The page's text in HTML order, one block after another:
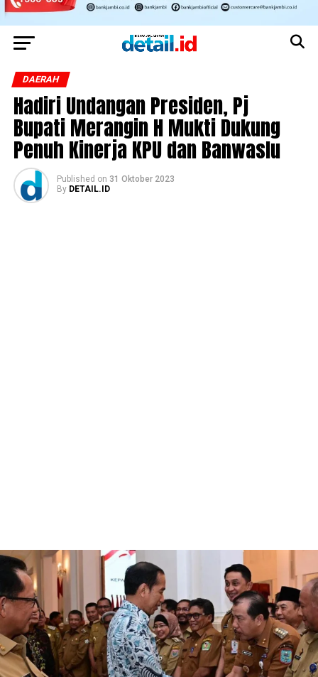
DAERAH
Hadiri Undangan Presiden, Pj
Bupati Merangin H Mukti Dukung
Penuh Kinerja KPU dan Banwaslu
Published on 31 Oktober 2023
By DETAIL.ID